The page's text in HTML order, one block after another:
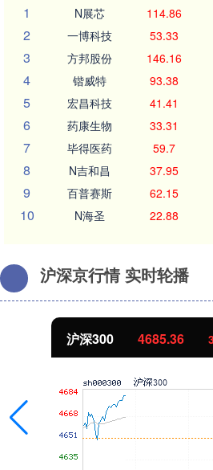
1
N展芯 114.86
2 一博科技 53.33
3 方邦股份 146.16
4 锴威特 93.38
5 宏昌科技 41.41
6 药康生物 33.31
7 毕得医药 59.7
8 N吉和昌 37.95
9 百普赛斯 62.15
10 N海圣 22.88
沪深京行情 实时轮播
北证50 1122.25